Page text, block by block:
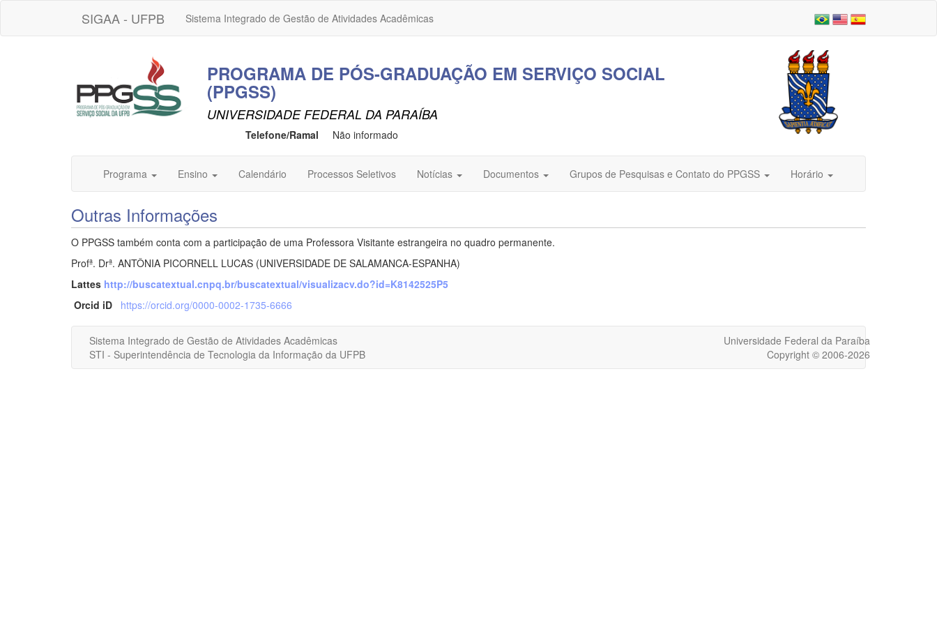
SIGAA - UFPB Sistema Integrado de Gestão de Atividades Acadêmicas
PROGRAMA DE PÓS-GRADUAÇÃO EM SERVIÇO SOCIAL
(PPGSS)
UNIVERSIDADE FEDERAL DA PARAÍBA
Telefone/Ramal Não informado
Programa Ensino Calendário Processos Seletivos Notícias Documentos Grupos de Pesquisas e Contato do PPGSS Horário
Outras Informações
O PPGSS também conta com a participação de uma Professora Visitante estrangeira no quadro permanente.
Profª. Drª. ANTÔNIA PICORNELL LUCAS (UNIVERSIDADE DE SALAMANCA-ESPANHA)
Lattes http://buscatextual.cnpq.br/buscatextual/visualizacv.do?id=K8142525P5
Orcid iD
https://orcid.org/0000-0002-1735-6666
Sistema Integrado de Gestão de Atividades Acadêmicas
STI - Superintendência de Tecnologia da Informação da UFPB
Universidade Federal da Paraíba
Copyright © 2006-2026